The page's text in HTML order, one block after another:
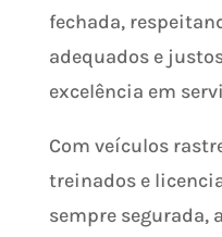
fechada,
adequados e
excelência em
Com veículos
treinados e
sempre segurada, a